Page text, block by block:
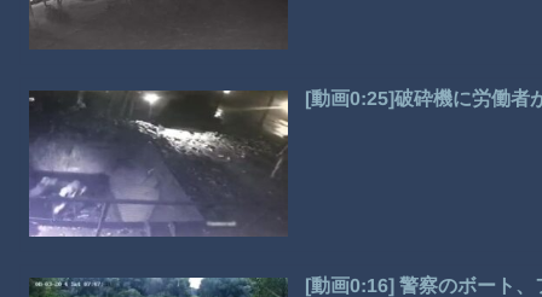
[動画0:25]破砕機に労働者
[動画0:16] 警察のボート